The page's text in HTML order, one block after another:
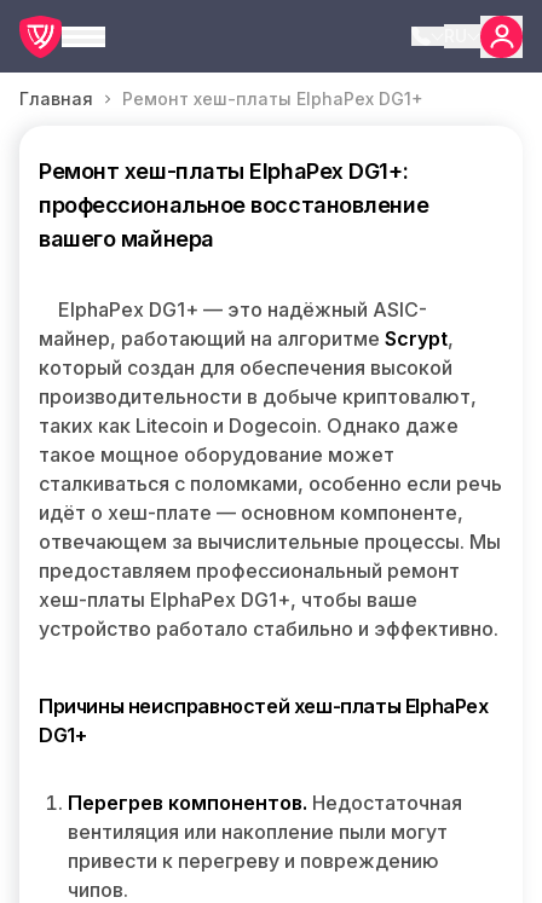
Главная Ремонт хеш-платы ElphaPex DG1+
Ремонт хеш-платы ElphaPex DG1+:
профессиональное восстановление
вашего майнера
ElphaPex DG1+ — это надёжный ASIC-
майнер, работающий на алгоритме Scrypt,
который создан для обеспечения высокой
производительности в добыче криптовалют,
таких как Litecoin и Dogecoin. Однако даже
такое мощное оборудование может
сталкиваться с поломками, особенно если речь
идёт о хеш-плате — основном компоненте,
отвечающем за вычислительные процессы. Мы
предоставляем профессиональный ремонт
хеш-платы ElphaPex DG1+, чтобы ваше
устройство работало стабильно и эффективно.
Причины неисправностей хеш-платы ElphaPex
DG1+
Перегрев компонентов. Недостаточная
вентиляция или накопление пыли могут
привести к перегреву и повреждению
чипов.